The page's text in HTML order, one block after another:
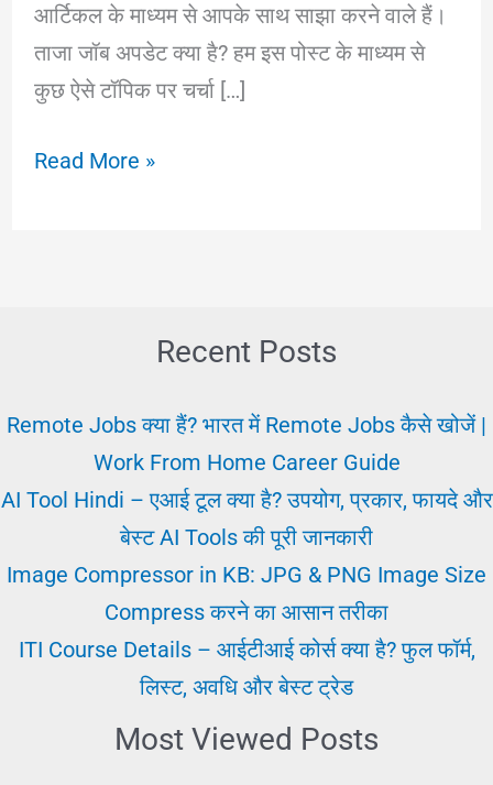
आर्टिकल के माध्यम से आपके साथ साझा करने वाले हैं।
ताजा जॉब अपडेट क्या है? हम इस पोस्ट के माध्यम से
कुछ ऐसे टॉपिक पर चर्चा […]
Aaj
Nokri
और
आज
नौकरी
Read More »
Recent Posts
Remote Jobs क्या हैं? भारत में Remote Jobs कैसे खोजें |
Work From Home Career Guide
AI Tool Hindi – एआई टूल क्या है? उपयोग, प्रकार, फायदे और
बेस्ट AI Tools की पूरी जानकारी
Image Compressor in KB: JPG & PNG Image Size
Compress करने का आसान तरीका
ITI Course Details – आईटीआई कोर्स क्या है? फुल फॉर्म,
लिस्ट, अवधि और बेस्ट ट्रेड
Most Viewed Posts